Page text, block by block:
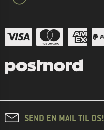
SEND EN MAIL TIL OS!